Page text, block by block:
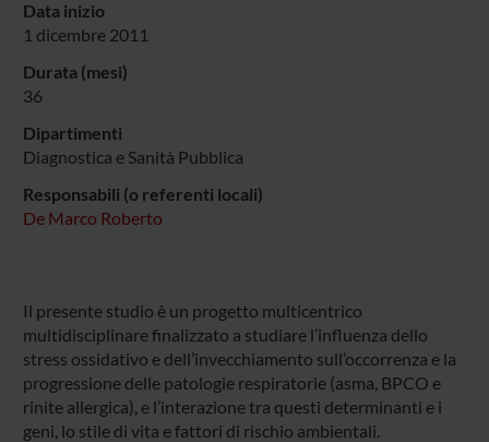
Data inizio
1 dicembre 2011
Durata (mesi)
36
Dipartimenti
Diagnostica e Sanità Pubblica
Responsabili (o referenti locali)
De Marco Roberto
Il presente studio è un progetto multicentrico
multidisciplinare finalizzato a studiare l’influenza dello
stress ossidativo e dell’invecchiamento sull’occorrenza e la
progressione delle patologie respiratorie (asma, BPCO e
rinite allergica), e l’interazione tra questi determinanti e i
geni, lo stile di vita e fattori di rischio ambientali.